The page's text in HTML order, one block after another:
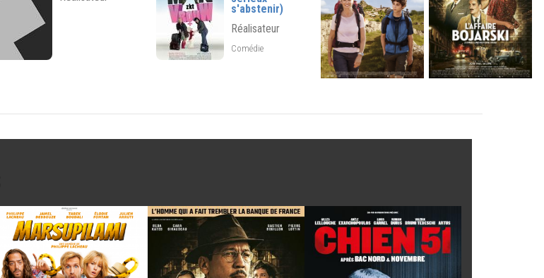
s'abstenir)
Réalisateur
Comédie